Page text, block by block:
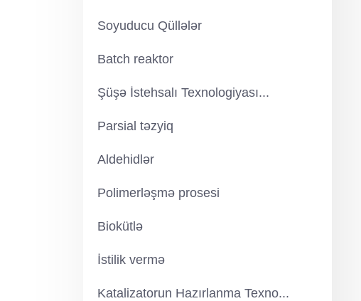
Soyuducu Qüllələr
Batch reaktor
Şüşə İstehsalı Texnologiyası...
Parsial təzyiq
Aldehidlər
Polimerləşmə prosesi
Biokütlə
İstilik vermə
Katalizatorun Hazırlanma Texno...